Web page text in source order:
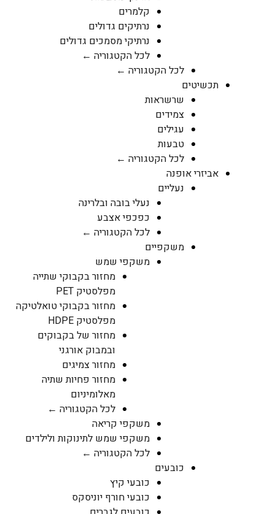
קלמרים
נרתיקים גדולים
נרתיקי מסמכים גדולים
לכל הקטגוריה ←
לכל הקטגוריה ←
תכשיטים
שרשראות
צמידים
עגילים
טבעות
לכל הקטגוריה ←
אביזרי אופנה
נעליים
נעלי בובה ובלרינה
כפכפי אצבע
לכל הקטגוריה ←
משקפיים
משקפי שמש
מחזור בקבוקי שתייה
מפלסטיק PET
מחזור בקבוקי טואלטיקה
מפלסטיק HDPE
מחזור של בקבוקים
ובמבוק אורגני
מחזור צמיגים
מחזור פחיות שתיה
מאלומיניום
לכל הקטגוריה ←
משקפי קריאה
משקפי שמש לתינוקות ולילדים
לכל הקטגוריה ←
כובעים
כובעי קיץ
כובעי חורף יוניסקס